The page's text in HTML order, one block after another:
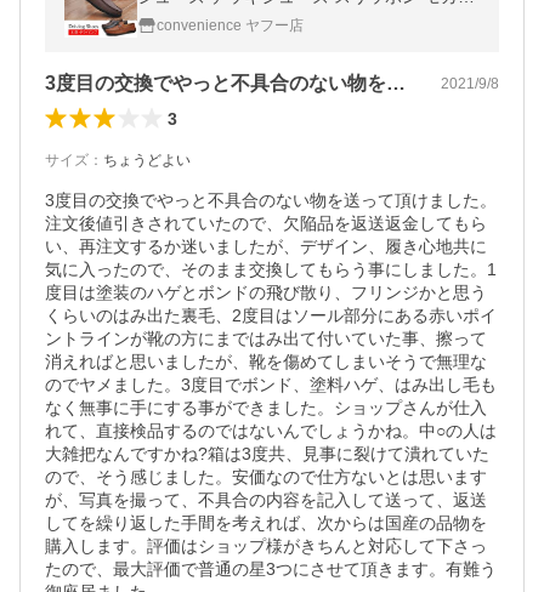
ン ローファー シューズ ローカット 柔軟 運
転convenience ヤフー店
3度目の交換でやっと不具合のない物を送… 2021/9/8
3
サイズ ： ちょうどよい
3度目の交換でやっと不具合のない物を送って頂けました。
注文後値引きされていたので、欠陥品を返送返金してもら
い、再注文するか迷いましたが、デザイン、履き心地共に
気に入ったので、そのまま交換してもらう事にしました。1
度目は塗装のハゲとボンドの飛び散り、フリンジかと思う
くらいのはみ出た裏毛、2度目はソール部分にある赤いポイ
ントラインが靴の方にまではみ出て付いていた事、擦って
消えればと思いましたが、靴を傷めてしまいそうで無理な
のでヤメました。3度目でボンド、塗料ハゲ、はみ出し毛も
なく無事に手にする事ができました。ショップさんが仕入
れて、直接検品するのではないんでしょうかね。中○の人は
大雑把なんですかね?箱は3度共、見事に裂けて潰れていた
ので、そう感じました。安価なので仕方ないとは思います
が、写真を撮って、不具合の内容を記入して送って、返送
してを繰り返した手間を考えれば、次からは国産の品物を
購入します。評価はショップ様がきちんと対応して下さっ
たので、最大評価で普通の星3つにさせて頂きます。有難う